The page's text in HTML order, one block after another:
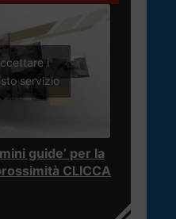
i
servizio
guide’ per la
CLICCA